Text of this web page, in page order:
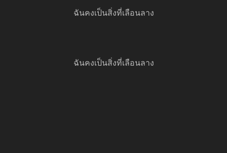
ฉันคงเป็นสิ่งที่เลือนลาง
ฉันคงเป็นสิ่งที่เลือนลาง